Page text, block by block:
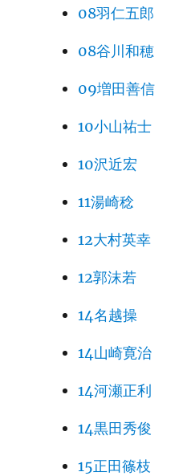
08羽仁五郎
08谷川和穂
09増田善信
10小山祐士
10沢近宏
11湯崎稔
12大村英幸
12郭沫若
14名越操
14山崎寛治
14河瀬正利
14黒田秀俊
15正田篠枝